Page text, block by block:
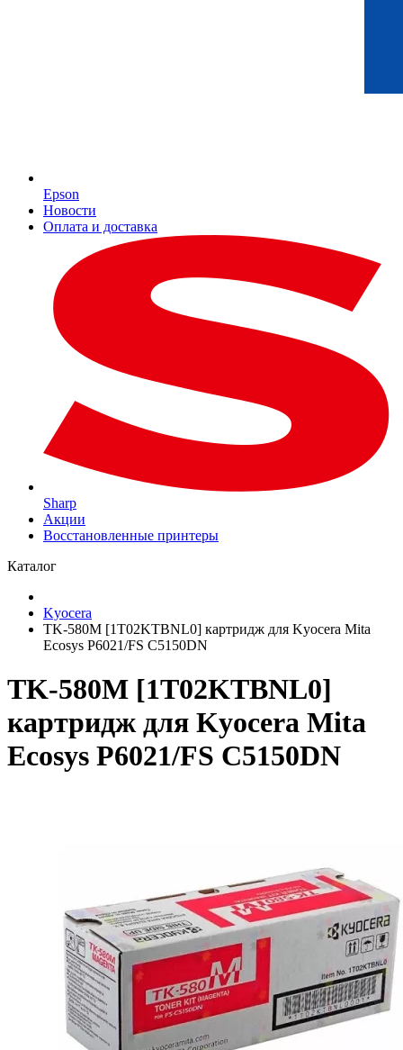
Epson
Новости
Оплата и доставка
Sharp
Акции
Восстановленные принтеры
Каталог
Kyocera
TK-580M [1T02KTBNL0] картридж для Kyocera Mita
Ecosys P6021/FS C5150DN
TK-580M [1T02KTBNL0]
картридж для Kyocera Mita
Ecosys P6021/FS C5150DN